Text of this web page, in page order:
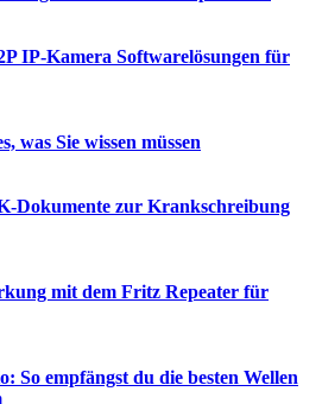
IP-Kamera Softwarelösungen für
was Sie wissen müssen
Dokumente zur Krankschreibung
mit dem Fritz Repeater für
So empfängst du die besten Wellen